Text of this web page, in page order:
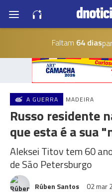
Faltam 64 dias
A GUERRA MADEIRA
Russo residente
que esta é a sua
Aleksei Titov tem 60
de São Petersburgo
Rúben Santos 02 mar